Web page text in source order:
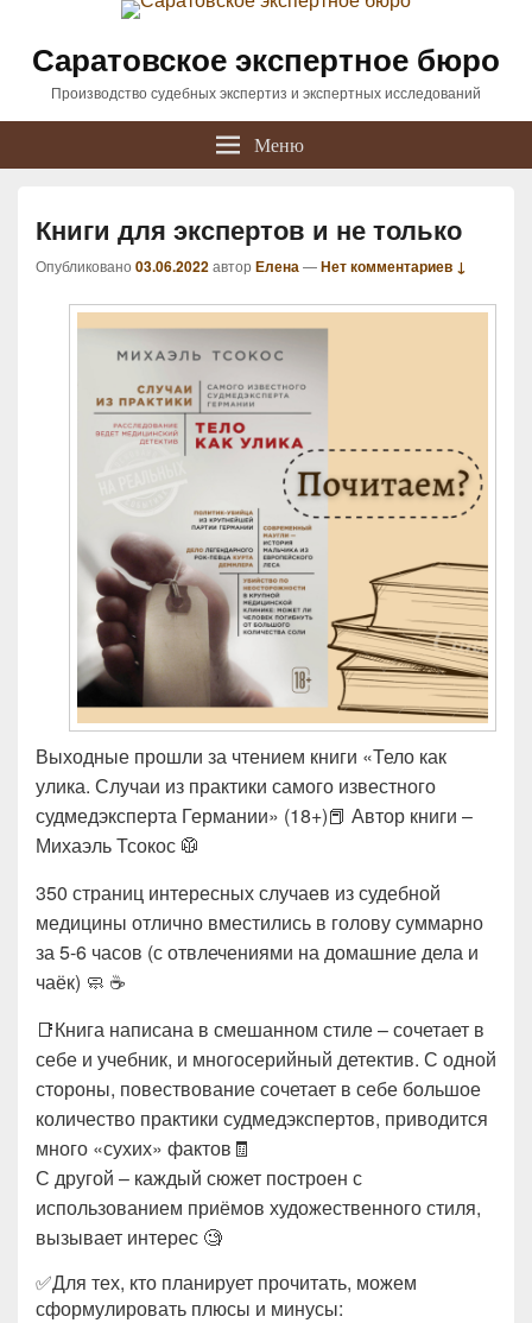
Саратовское экспертное бюро
Производство судебных экспертиз и экспертных исследований
Меню
Книги для экспертов и не только
Опубликовано 03.06.2022автор Елена—Нет комментариев ↓
Выходные прошли за чтением книги «Тело как
улика. Случаи из практики самого известного
судмедэксперта Германии» (18+)📕 Автор книги –
Михаэль Тсокос 🥼
350 страниц интересных случаев из судебной
медицины отлично вместились в голову суммарно
за 5-6 часов (с отвлечениями на домашние дела и
чаёк) 🧼 ☕
📑Книга написана в смешанном стиле – сочетает в
себе и учебник, и многосерийный детектив. С одной
стороны, повествование сочетает в себе большое
количество практики судмедэкспертов, приводится
много «сухих» фактов🧾
С другой – каждый сюжет построен с
использованием приёмов художественного стиля,
вызывает интерес 🧐
✅Для тех, кто планирует прочитать, можем
сформулировать плюсы и минусы: